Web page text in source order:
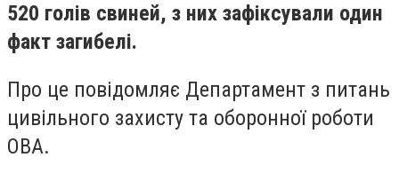
520 голів свиней, з них зафіксували один
факт загибелі.
Про це повідомляє Департамент з питань
цивільного захисту та оборонної роботи
ОВА.